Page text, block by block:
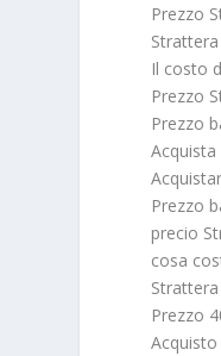
Prezzo
Il costo
Prezzo
Prezzo
Prezzo
precio
cosa
Prezzo